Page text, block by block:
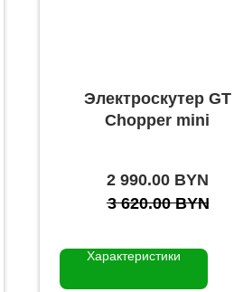
Электроскутер GT
Chopper mini
2 990.00 BYN
3 620.00 BYN
Характеристики